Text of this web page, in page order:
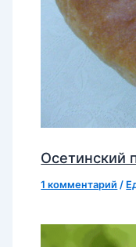
Осетинский
1 комментарий /